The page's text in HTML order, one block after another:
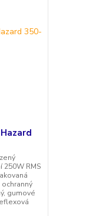
RMS
gumové